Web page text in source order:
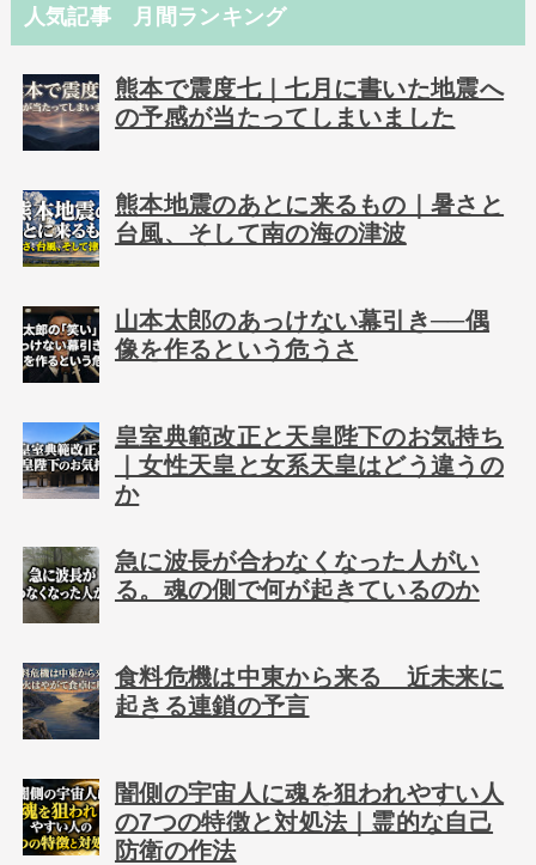
人気記事 月間ランキング
熊本で震度七｜七月に書いた地震へ
の予感が当たってしまいました
熊本地震のあとに来るもの｜暑さと
台風、そして南の海の津波
山本太郎のあっけない幕引き──偶
像を作るという危うさ
皇室典範改正と天皇陛下のお気持ち
｜女性天皇と女系天皇はどう違うの
か
急に波長が合わなくなった人がい
る。魂の側で何が起きているのか
食料危機は中東から来る 近未来に
起きる連鎖の予言
闇側の宇宙人に魂を狙われやすい人
の7つの特徴と対処法｜霊的な自己
防衛の作法